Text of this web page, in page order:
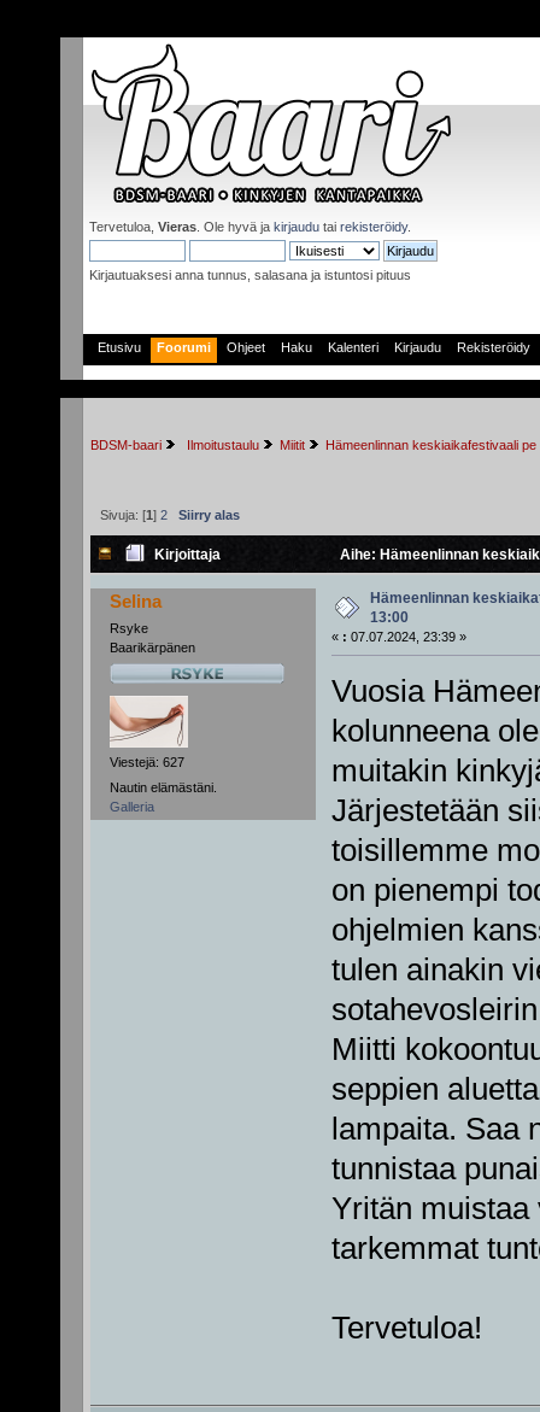
Tervetuloa, Vieras . Ole hyvä ja kirjaudu tai rekisteröidy.
Kirjautuaksesi anna tunnus, salasana ja istuntosi pituus
Etusivu Foorumi Ohjeet Haku Kalenteri Kirjaudu Rekisteröidy
BDSM-baari Ilmoitustaulu Miitit Hämeenlinnan keskiaikafestivaali
Sivuja: [1] 2 Siirry alas
Kirjoittaja Aihe: Hämeenlinnan
Selina
Rsyke
Baarikärpänen
Viestejä: 627
Nautin elämästäni.
Galleria
Hämeenlinnan
13:00
« : 07.07.2024, 23:39 »
Vuosia
kolunneena
muitakin
Järjestetään
toisillemme
on pienempi
ohjelmien
tulen ainakin
Miitti
seppien
lampaita. Saa
tunnistaa
Yritän muistaa
tarkemmat
Tervetuloa!